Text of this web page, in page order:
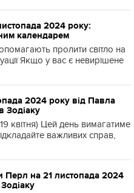
2024 року:
календарем
пролити світло на
Якщо у вас є невирішене
2024 року від Павла
Зодіаку
квітня) Цей день вимагатиме
важливих справ,
Перл на 21 листопада 2024